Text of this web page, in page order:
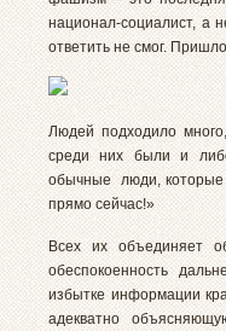
национал-социалист, а
ответить не смог.
Людей подходило
среди них были и
обычные люди, которые
прямо сейчас!»
Всех их объединяет
обеспокоенность
избытке информации
адекватно